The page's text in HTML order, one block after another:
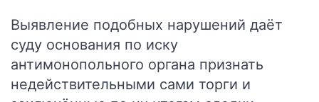
Выявление подобных нарушений даёт
суду основания по иску
антимонопольного органа признать
недействительными сами торги и